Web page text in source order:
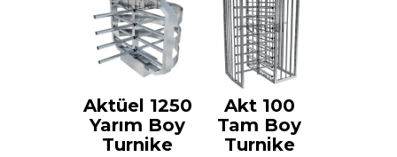
Aktüel 1250
Yarım Boy
Turnike
Akt 100
Tam Boy
Turnike